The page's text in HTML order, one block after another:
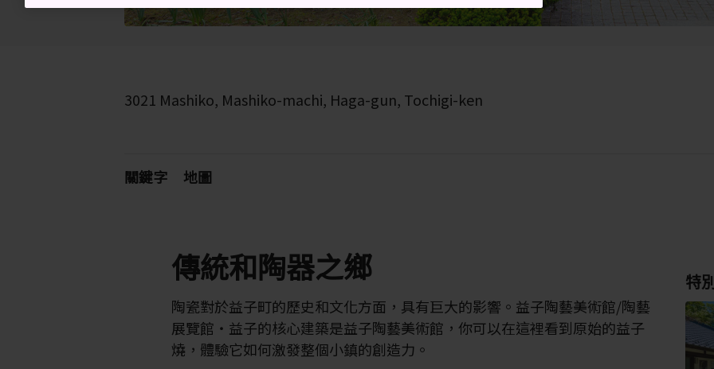
3021 Mashiko, Mashiko-machi, Haga-gun, Tochigi-ken
關鍵字 地圖
傳統和陶器之鄉
陶瓷對於益子町的歷史和文化方面，具有巨大的影響。益子陶藝美術館/陶藝
展覽館・益子的核心建築是益子陶藝美術館，你可以在這裡看到原始的益子
燒，體驗它如何激發整個小鎮的創造力。
特